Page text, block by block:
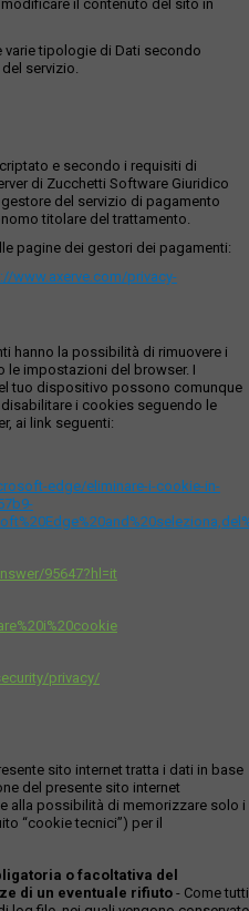
il contenuto del sito in
varie tipologie di Dati secondo
servizio.
e secondo i requisiti di
di Zucchetti Software Giuridico
del servizio di pagamento
titolare del trattamento.
pagine dei gestori dei pagamenti:
www.axerve.com/privacy-
hanno la possibilità di rimuovere i
le impostazioni del browser. I
tuo dispositivo possono comunque
i cookies seguendo le
ai link seguenti:
edge/eliminare-i-cookie-in-
95647?hl=it
privacy/
sito internet tratta i dati in base
del presente sito internet
alla possibilità di memorizzare solo i
“cookie tecnici”) per il
o facoltativa del
di un eventuale rifiuto - Come tutti